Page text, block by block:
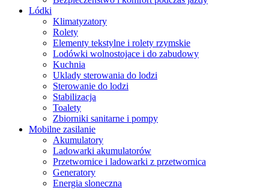
Lódki
Klimatyzatory
Rolety
Elementy tekstylne i rolety rzymskie
Lodówki wolnostojace i do zabudowy
Kuchnia
Uklady sterowania do lodzi
Sterowanie do lodzi
Stabilizacja
Toalety
Zbiorniki sanitarne i pompy
Mobilne zasilanie
Akumulatory
Ladowarki akumulatorów
Przetwornice i ladowarki z przetwornica
Generatory
Energia sloneczna